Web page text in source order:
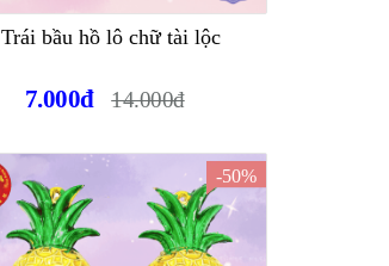
Trái bầu hồ lô chữ tài lộc
7.000đ 14.000đ
-50%